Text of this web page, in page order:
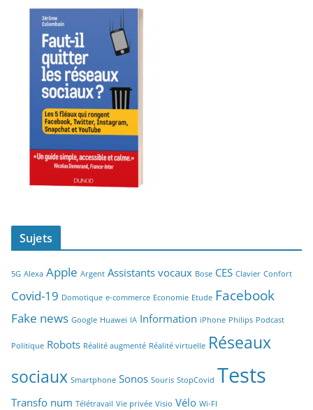
Sujets
5G Alexa Apple Argent Assistants vocaux Bose CES Clavier Confort
Covid-19 Domotique e-commerce Economie Etude Facebook
Fake news Google Huawei IA Information iPhone Philips Podcast
Politique Robots Réalité augmenté Réalité virtuelle Réseaux
sociaux Smartphone Sonos Souris StopCovid Tests
Transfo num Télétravail Vie privée Visio Vélo Wi-FI